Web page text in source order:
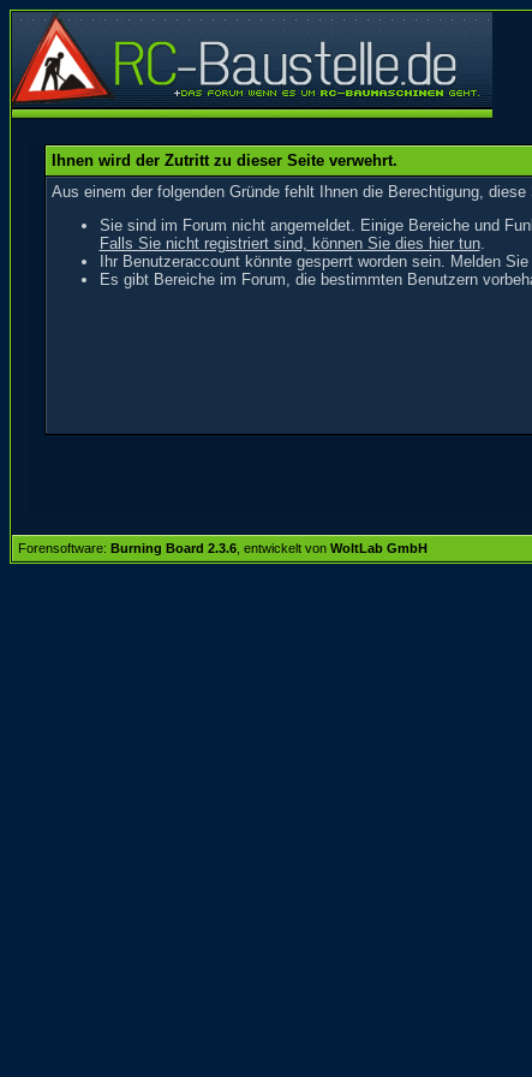
Ihnen wird der Zutritt zu dieser Seite verwehrt.
Aus einem der folgenden Gründe fehlt Ihnen die Berechtigung,
Sie sind im Forum nicht angemeldet. Einige Bereiche und
Falls Sie nicht registriert sind, können Sie dies hier tun.
Ihr Benutzeraccount könnte gesperrt worden sein. Melden
Es gibt Bereiche im Forum, die bestimmten Benutzern
Forensoftware: Burning Board 2.3.6 , entwickelt von WoltLab GmbH